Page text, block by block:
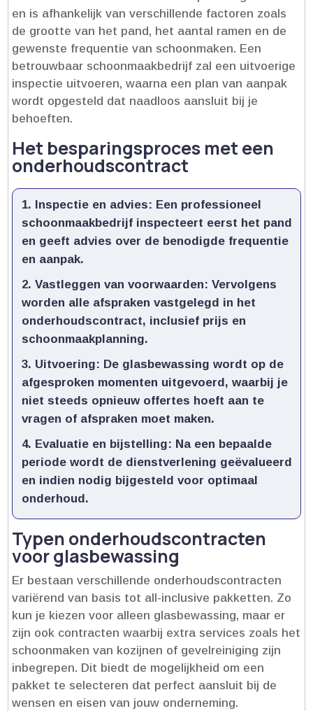
en is afhankelijk van verschillende factoren zoals
de grootte van het pand, het aantal ramen en de
gewenste frequentie van schoonmaken.​ Een
betrouwbaar schoonmaakbedrijf zal een uitvoerige
inspectie uitvoeren, waarna een plan van aanpak
wordt opgesteld dat naadloos aansluit bij je
behoeften.​
Het besparingsproces met een
onderhoudscontract
Inspectie en advies: Een professioneel
schoonmaakbedrijf inspecteert eerst het pand
en geeft advies over de benodigde frequentie
en aanpak.​
Vastleggen van voorwaarden: Vervolgens
worden alle afspraken vastgelegd in het
onderhoudscontract, inclusief prijs en
schoonmaakplanning.​
Uitvoering: De glasbewassing wordt op de
afgesproken momenten uitgevoerd, waarbij je
niet steeds opnieuw offertes hoeft aan te
vragen of afspraken moet maken.​
Evaluatie en bijstelling: Na een bepaalde
periode wordt de dienstverlening geëvalueerd
en indien nodig bijgesteld voor optimaal
onderhoud.​
Typen onderhoudscontracten
voor glasbewassing
Er bestaan verschillende onderhoudscontracten
variërend van basis tot all-inclusive pakketten.​ Zo
kun je kiezen voor alleen glasbewassing, maar er
zijn ook contracten waarbij extra services zoals het
schoonmaken van kozijnen of gevelreiniging zijn
inbegrepen.​ Dit biedt de mogelijkheid om een
pakket te selecteren dat perfect aansluit bij de
wensen en eisen van jouw onderneming.​